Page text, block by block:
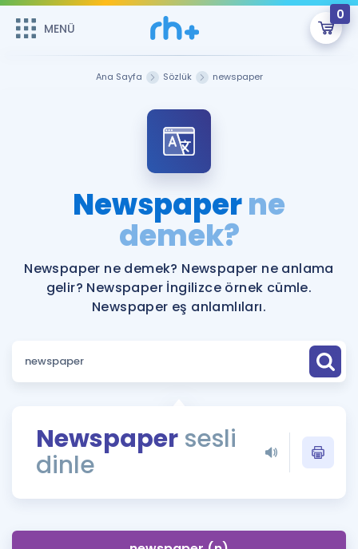
MENÜ
0
Şifremi Hatırlamıyorum
Sepetin Şu An Boş.
Remzi Hoca ile seni sınava hazırlayacak onlarca eğitim seni
bekliyor!
MENÜ
Katılımcı Görüşleri
Faydalı Araçlar
Ücretsiz Kaynaklar
Puan Hesaplama
ÖSYM Sınav Takvimi
Kampanyalar
İngilizce Gramer
Ana Sayfa Sözlük newspaper
Newspaperne
demek?
Newspaper ne demek? Newspaper ne anlama
gelir? Newspaper İngilizce örnek cümle.
Newspaper eş anlamlıları.
Newspaper sesli
dinle